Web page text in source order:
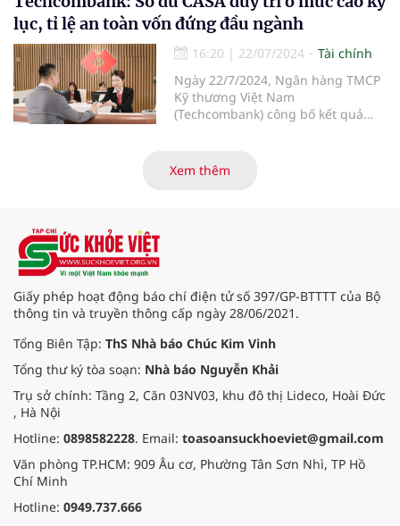
cũng chuẩn bị trả cổ tức cho cổ
đông tỷ lệ gần 14%.
lục, tỉ lệ an toàn vốn đứng đầu ngành
16:20 | 22/07/2024
Tài chính
Ngày 22/7/2024, Ngân hàng TMCP
Kỹ thương Việt Nam
(Techcombank) công bố kết quả
hạng mục kinh doanh cốt lõi, với
tổng thu nhập hoạt động và lợi
hàng tốt nhất Việt Nam” từ 3 tổ
chức uy tín hàng đầu thế giới là
Euromoney, FinanceAsia và Global
Finance.
Xem thêm
Giấy phép hoạt động báo chí điện tử số 397/GP-BTTTT của Bộ
thông tin và truyền thông cấp ngày 28/06/2021.
Tổng Biên Tập: ThS Nhà báo Chúc Kim Vinh
Tổng thư ký tòa soạn: Nhà báo Nguyễn Khải
Trụ sở chính: Tầng 2, Căn 03NV03, khu đô thị Lideco, Hoài Đức
, Hà Nội
Hotline: 0898582228. Email: toasoansuckhoeviet@gmail.com
Văn phòng TP.HCM: 909 Âu cơ, Phường Tân Sơn Nhì, TP Hồ
Chí Minh
Hotline: 0949.737.666